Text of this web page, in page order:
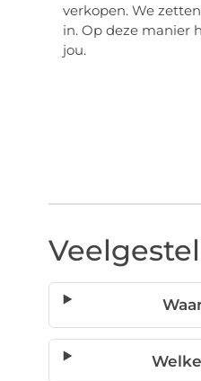
verkopen. We
in. Op deze manier
jou.